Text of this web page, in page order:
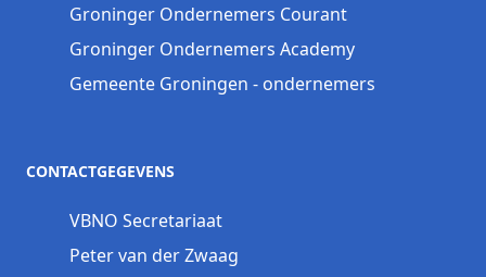
Groninger Ondernemers Courant
Groninger Ondernemers Academy
Gemeente Groningen - ondernemers
CONTACTGEGEVENS
VBNO Secretariaat
Peter van der Zwaag